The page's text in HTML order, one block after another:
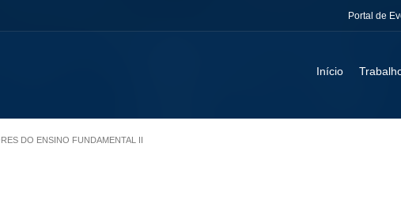
Portal de
Início
DO ENSINO FUNDAMENTAL II